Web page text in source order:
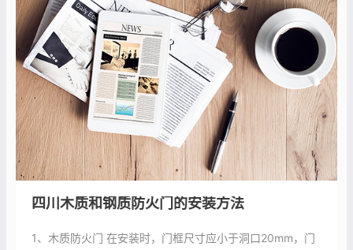
四川木质和钢质防火门的安装方法
1、木质防火门 在安装时，门框尺寸应小于洞口20mm，门